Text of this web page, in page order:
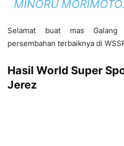
MINORU MORIMOTO.
Selamat buat mas Galang
persembahan terbaiknya di
Hasil World Super
Jerez